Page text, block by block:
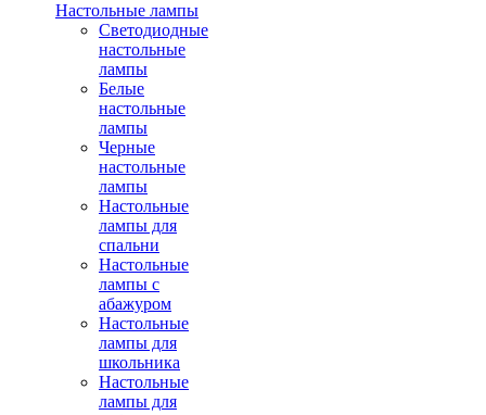
Настольные лампы
Светодиодные
настольные
лампы
Белые
настольные
лампы
Черные
настольные
лампы
Настольные
лампы для
спальни
Настольные
лампы с
абажуром
Настольные
лампы для
школьника
Настольные
лампы для